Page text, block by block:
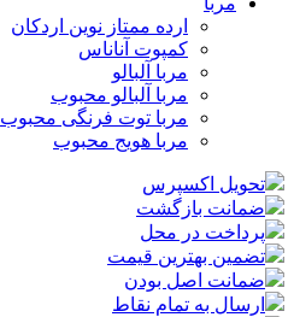
ارده ممتاز نوین اردکان
کمپوت آناناس
مربا آلبالو
مربا آلبالو محبوب
مربا توت فرنگی محبوب
مربا هویج محبوب
تحویل اکسپرس
ضمانت بازگشت
پرداخت در محل
تضمین بهترین قیمت
ضمانت اصل بودن
ارسال به تمام نقاط